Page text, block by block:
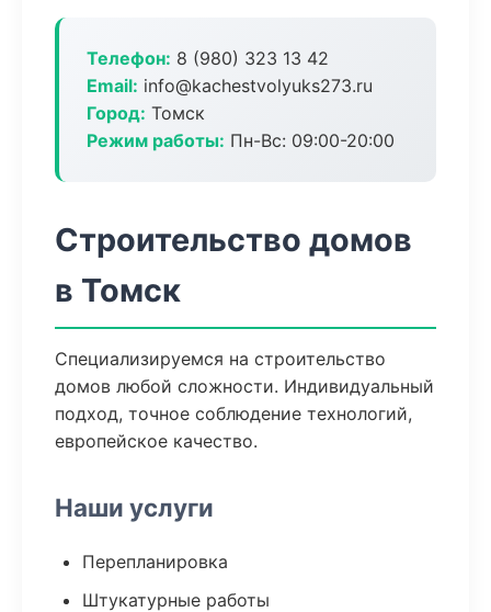
Телефон: 8 (980) 323 13 42
Email: info@kachestvolyuks273.ru
Город: Томск
Режим работы: Пн-Вс: 09:00-20:00
Строительство домов
в Томск
Специализируемся на строительство
домов любой сложности. Индивидуальный
подход, точное соблюдение технологий,
европейское качество.
Наши услуги
Перепланировка
Штукатурные работы